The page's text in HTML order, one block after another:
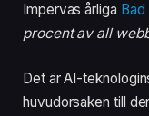
Impervas årliga
procent av all
Det är AI-
huvudorsaken till